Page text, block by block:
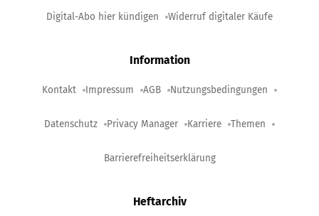
Digital-Abo hier kündigen Widerruf digitaler Käufe
Information
Kontakt Impressum AGB Nutzungsbedingungen
Datenschutz Privacy Manager Karriere Themen
Barrierefreiheitserklärung
Heftarchiv